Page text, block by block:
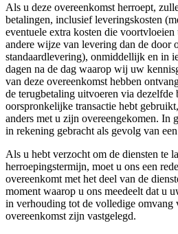
Als u deze overeenkomst herroept,
betalingen, inclusief leveringskosten
eventuele extra kosten die
andere wijze van levering dan de door
standaardlevering), onmiddellijk en in
dagen na de dag waarop wij uw
van deze overeenkomst hebben
de terugbetaling uitvoeren via dezelfde
oorspronkelijke transactie hebt
anders met u zijn overeengekomen. In
in rekening gebracht als gevolg van
Als u hebt verzocht om de diensten te
herroepingstermijn, moet u ons een
overeenkomt met het deel van de
moment waarop u ons meedeelt dat u
in verhouding tot de volledige omvang
overeenkomst zijn vastgelegd.